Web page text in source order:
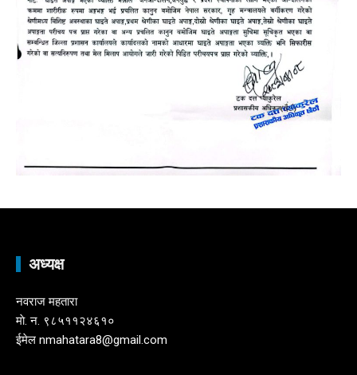
अध्यक्ष
नवराज महतारा
माे. न. ९८५११२४६१०
ईमेल nmahatara8@gmail.com